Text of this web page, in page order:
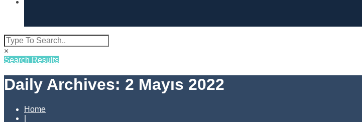
×
Search Results
Daily Archives: 2 Mayıs 2022
Home